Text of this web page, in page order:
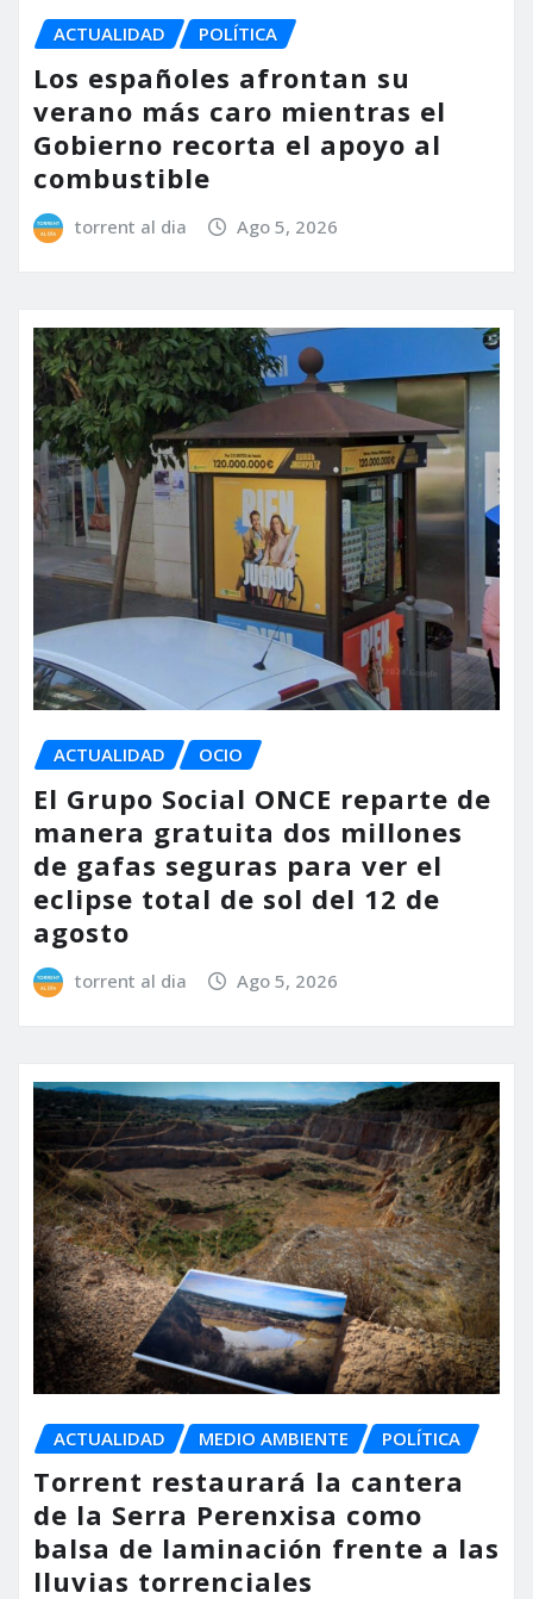
ACTUALIDAD POLÍTICA
Los españoles afrontan su
verano más caro mientras el
Gobierno recorta el apoyo al
combustible
torrent al dia Ago 5, 2026
ACTUALIDAD OCIO
El Grupo Social ONCE reparte de
manera gratuita dos millones
de gafas seguras para ver el
eclipse total de sol del 12 de
agosto
torrent al dia Ago 5, 2026
ACTUALIDAD MEDIO AMBIENTE POLÍTICA
Torrent restaurará la cantera
de la Serra Perenxisa como
balsa de laminación frente a las
lluvias torrenciales